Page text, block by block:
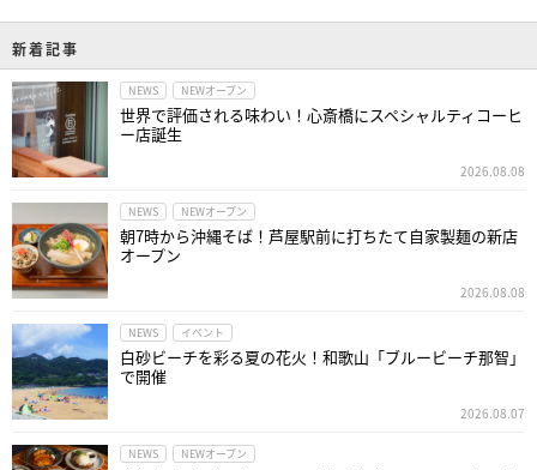
新着記事
NEWS NEWオープン
世界で評価される味わい！心斎橋にスペシャルティコーヒ
ー店誕生
2026.08.08
NEWS NEWオープン
朝7時から沖縄そば！芦屋駅前に打ちたて自家製麺の新店
オープン
2026.08.08
NEWS イベント
白砂ビーチを彩る夏の花火！和歌山「ブルービーチ那智」
で開催
2026.08.07
NEWS NEWオープン